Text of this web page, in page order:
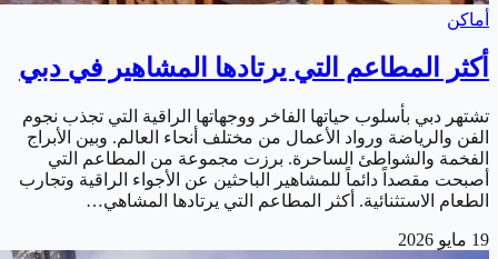
أماكن
أكثر المطاعم التي يرتادها المشاهير في دبي
تشتهر دبي بأسلوب حياتها الفاخر ووجهاتها الراقية التي تجذب نجوم
الفن والرياضة ورواد الأعمال من مختلف أنحاء العالم. وبين الأبراج
الفخمة والشواطئ الساحرة. برزت مجموعة من المطاعم التي
أصبحت مقصداً دائماً للمشاهير الباحثين عن الأجواء الراقية وتجارب
الطعام الاستثنائية. أكثر المطاعم التي يرتادها المشاهي…
19 مايو 2026